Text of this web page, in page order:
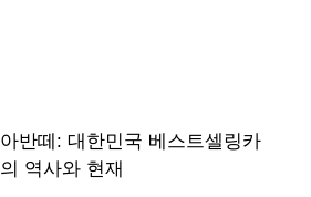
아반떼: 대한민국 베스트셀링카
의 역사와 현재